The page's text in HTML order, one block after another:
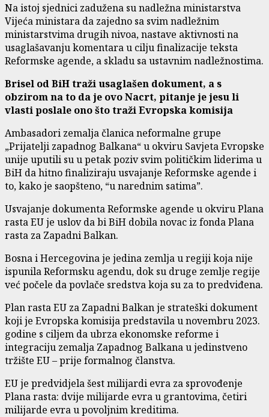
Na istoj sjednici zadužena su nadležna ministarstva
Vijeća ministara da zajedno sa svim nadležnim
ministarstvima drugih nivoa, nastave aktivnosti na
usaglašavanju komentara u cilju finalizacije teksta
Reformske agende, a skladu sa ustavnim nadležnostima.
Brisel od BiH traži usaglašen dokument, a s
obzirom na to da je ovo Nacrt, pitanje je jesu li
vlasti poslale ono što traži Evropska komisija
Ambasadori zemalja članica neformalne grupe
„Prijatelji zapadnog Balkana“ u okviru Savjeta Evropske
unije uputili su u petak poziv svim političkim liderima u
BiH da hitno finaliziraju usvajanje Reformske agende i
to, kako je saopšteno, “u narednim satima”.
Usvajanje dokumenta Reformske agende u okviru Plana
rasta EU je uslov da bi BiH dobila novac iz fonda Plana
rasta za Zapadni Balkan.
Bosna i Hercegovina je jedina zemlja u regiji koja nije
ispunila Reformsku agendu, dok su druge zemlje regije
već počele da povlače sredstva koja su za to predviđena.
Plan rasta EU za Zapadni Balkan je strateški dokument
koji je Evropska komisija predstavila u novembru 2023.
godine s ciljem da ubrza ekonomske reforme i
integraciju zemalja Zapadnog Balkana u jedinstveno
tržište EU – prije formalnog članstva.
EU je predvidjela šest milijardi evra za sprovođenje
Plana rasta: dvije milijarde evra u grantovima, četiri
milijarde evra u povoljnim kreditima.